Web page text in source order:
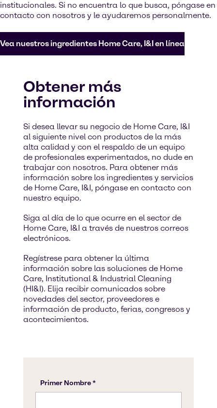
institucionales. Si no encuentra lo que busca, póngase en
contacto con nosotros y le ayudaremos personalmente.
Vea nuestros ingredientes Home Care, I&I en línea
Obtener más
información
Si desea llevar su negocio de Home Care, I&I
al siguiente nivel con productos de la más
alta calidad y con el respaldo de un equipo
de profesionales experimentados, no dude en
trabajar con nosotros. Para obtener más
información sobre los ingredientes y servicios
de Home Care, I&I, póngase en contacto con
nuestro equipo.
Siga al día de lo que ocurre en el sector de
Home Care, I&I a través de nuestros correos
electrónicos.
Regístrese para obtener la última
información sobre las soluciones de Home
Care, Institutional & Industrial Cleaning
(HI&I). Elija recibir comunicados sobre
novedades del sector, proveedores e
información de producto, ferias, congresos y
acontecimientos.